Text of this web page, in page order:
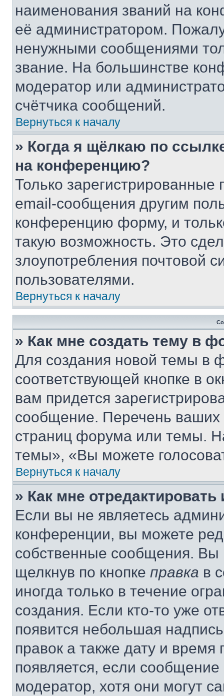
наименования званий на
её администратором.
ненужными сообщениями
звание. На большинстве
модератор или
счётчика сообщений.
Вернуться к началу
» Когда я щёлкаю по
на конференцию?
Только зарегистрированные
email-сообщения другим
конференцию форму, и
такую возможность. Это
злоупотребления почтовой
пользователями.
Вернуться к началу
» Как мне создать тему в
Для создания новой темы в
соответствующей кнопке в
вам придется
сообщение. Перечень ваших
страниц форума или темы.
темы», «Вы можете
Вернуться к началу
» Как мне
Если вы не являетесь
конференции, вы можете
собственные сообщения. Вы
щелкнув по кнопке правка в
иногда только в течение
создания. Если кто-то уже
появится небольшая
правок а также дату и
появляется, если
модератор, хотя они могут